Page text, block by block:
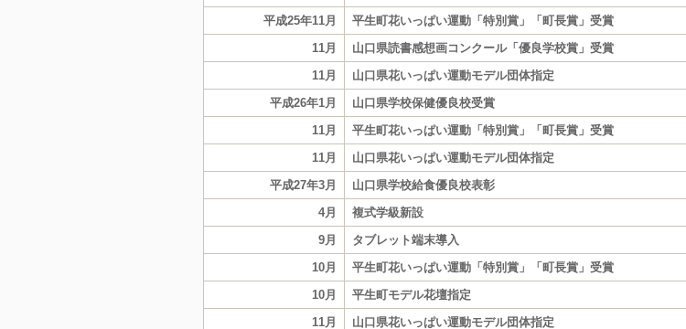
平成25年11月
平生町花いっぱい運動「特別賞」「町長賞」受賞
11月
山口県読書感想画コンクール「優良学校賞」受賞
11月
山口県花いっぱい運動モデル団体指定
平成26年1月
山口県学校保健優良校受賞
11月
平生町花いっぱい運動「特別賞」「町長賞」受賞
11月
山口県花いっぱい運動モデル団体指定
平成27年3月
山口県学校給食優良校表彰
4月
複式学級新設
9月
タブレット端末導入
10月
平生町花いっぱい運動「特別賞」「町長賞」受賞
10月
平生町モデル花壇指定
11月
山口県花いっぱい運動モデル団体指定